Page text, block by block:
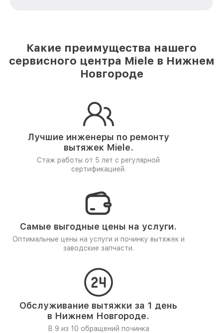
Какие преимущества нашего
сервисного центра Miele в Нижнем
Новгороде
Лучшие инженеры по ремонту
вытяжек Miele.
Стаж работы от 5 лет с регулярной
сертификацией.
Самые выгодные цены на услуги.
Оптимальные цены на услуги и починку вытяжек и
заводские запчасти.
Обслуживание вытяжки за 1 день
в Нижнем Новгороде.
В 9 из 10 обращений починка